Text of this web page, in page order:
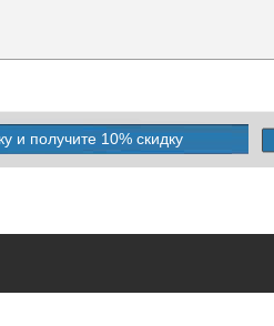
и получите 10% скидку